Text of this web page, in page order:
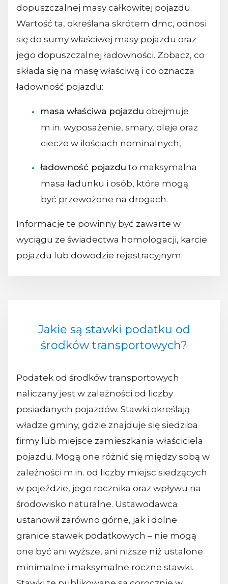
dopuszczalnej masy całkowitej pojazdu.
Wartość ta, określana skrótem dmc, odnosi
się do sumy właściwej masy pojazdu oraz
jego dopuszczalnej ładowności. Zobacz, co
składa się na masę właściwą i co oznacza
ładowność pojazdu:
masa właściwa pojazdu obejmuje
m.in. wyposażenie, smary, oleje oraz
ciecze w ilościach nominalnych,
ładowność pojazdu to maksymalna
masa ładunku i osób, które mogą
być przewożone na drogach.
Informacje te powinny być zawarte w
wyciągu ze świadectwa homologacji, karcie
pojazdu lub dowodzie rejestracyjnym.
Jakie są stawki podatku od
środków transportowych?
Podatek od środków transportowych
naliczany jest w zależności od liczby
posiadanych pojazdów. Stawki określają
władze gminy, gdzie znajduje się siedziba
firmy lub miejsce zamieszkania właściciela
pojazdu. Mogą one różnić się między sobą w
zależności m.in. od liczby miejsc siedzących
w pojeździe, jego rocznika oraz wpływu na
środowisko naturalne. Ustawodawca
ustanowił zarówno górne, jak i dolne
granice stawek podatkowych – nie mogą
one być ani wyższe, ani niższe niż ustalone
minimalne i maksymalne roczne stawki.